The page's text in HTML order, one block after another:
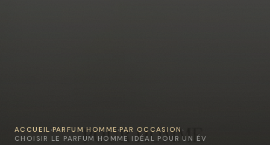
ACCUEIL ›PARFUM HOMME ›PAR OCCASION ›
CHOISIR LE PARFUM HOMME IDÉAL POUR UN ÉV